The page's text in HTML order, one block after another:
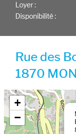
Loyer :
Disponibilité :
Rue des
1870
Google map
+
−